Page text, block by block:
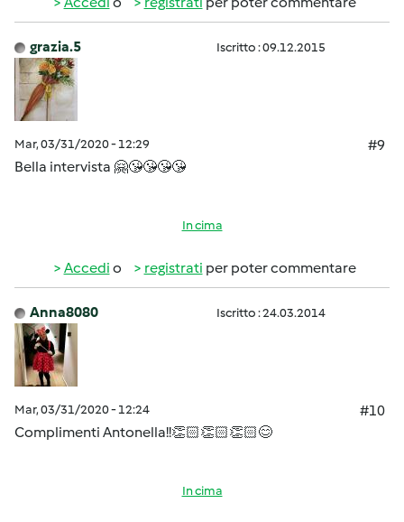
grazia.5 Iscritto : 09.12.2015
Mar, 03/31/2020 - 12:29
#9
Bella intervista 🤗😘😘😘😘
In cima
Accedi o registrati per poter commentare
Anna8080 Iscritto : 24.03.2014
Mar, 03/31/2020 - 12:24
#10
Complimenti Antonella!!👏🏻👏🏻👏🏻😊
In cima